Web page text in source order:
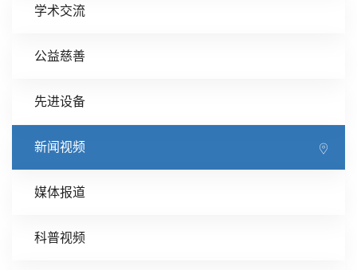
学术交流
公益慈善
先进设备
新闻视频
媒体报道
科普视频